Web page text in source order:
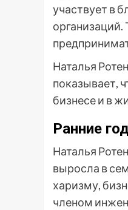
участвует в
Наталья
показывает,
бизнесе и в
Ранние
Наталья
выросла в
харизму,
членом